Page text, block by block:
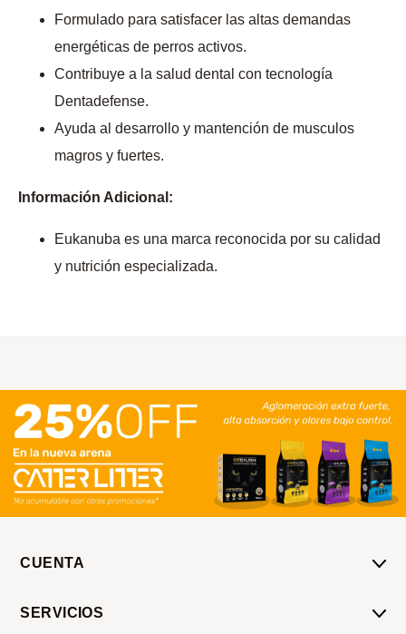
Formulado para satisfacer las altas demandas
energéticas de perros activos.
Contribuye a la salud dental con tecnología
Dentadefense.
Ayuda al desarrollo y mantención de musculos
magros y fuertes.
Información Adicional:
Eukanuba es una marca reconocida por su calidad
y nutrición especializada.
CUENTA
SERVICIOS